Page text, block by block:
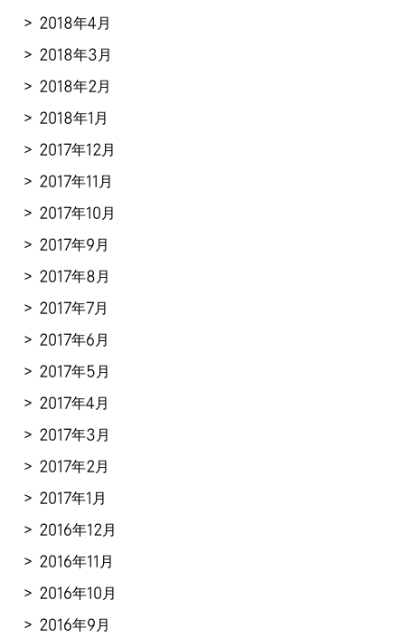
2018年4月
2018年3月
2018年2月
2018年1月
2017年12月
2017年11月
2017年10月
2017年9月
2017年8月
2017年7月
2017年6月
2017年5月
2017年4月
2017年3月
2017年2月
2017年1月
2016年12月
2016年11月
2016年10月
2016年9月